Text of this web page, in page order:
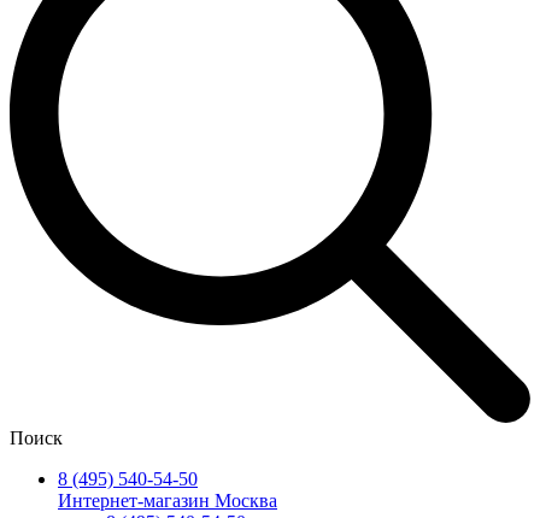
Поиск
8 (495) 540-54-50
Интернет-магазин Москва